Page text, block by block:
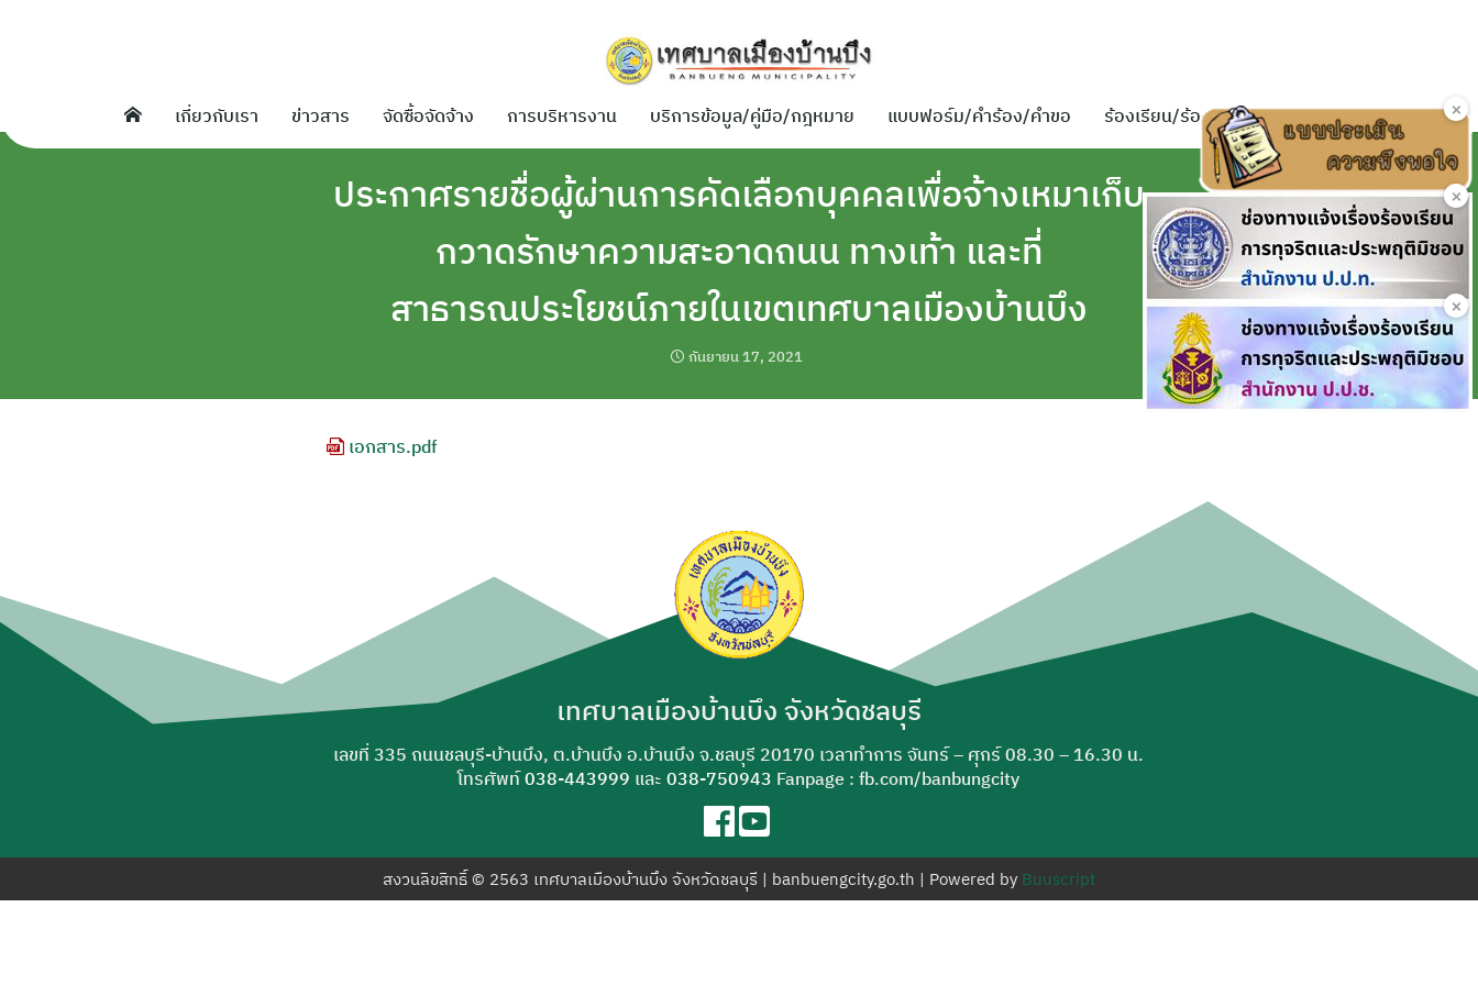
เกี่ยวกับเรา ข่าวสาร จัดซื้อจัดจ้าง การบริหารงาน บริการข้อมูล/คู่มือ/กฎหมาย แบบฟอร์ม/คำร้อง/คำขอ ร้องเรียน/ร้องทุกข์ ติดต่อเรา
ประกาศรายชื่อผู้ผ่านการคัดเลือกบุคคลเพื่อจ้างเหมาเก็บ
กวาดรักษาความสะอาดถนน ทางเท้า และที่
สาธารณประโยชน์ภายในเขตเทศบาลเมืองบ้านบึง
กันยายน 17, 2021
เอกสาร.pdf
เทศบาลเมืองบ้านบึง จังหวัดชลบุรี
เลขที่ 335 ถนนชลบุรี-บ้านบึง, ต.บ้านบึง อ.บ้านบึง จ.ชลบุรี 20170 เวลาทำการ จันทร์ – ศุกร์ 08.30 – 16.30 น.
โทรศัพท์038-443999 และ038-750943 Fanpage : fb.com/banbungcity
สงวนลิขสิทธิ์ © 2563 เทศบาลเมืองบ้านบึง จังหวัดชลบุรี | banbuengcity.go.th | Powered by Buuscript
×
×
×